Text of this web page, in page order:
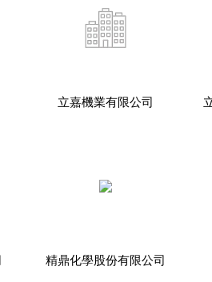
立嘉機業有限公司
精鼎化學股份有限公司